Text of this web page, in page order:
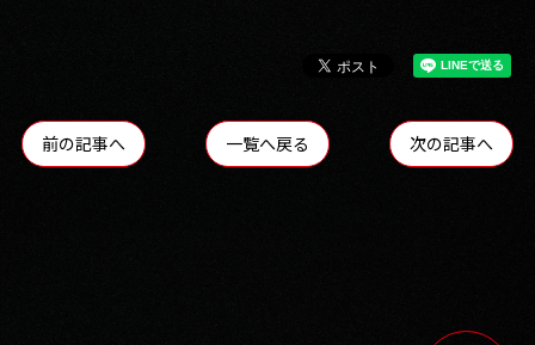
前の記事へ 一覧へ戻る 次の記事へ